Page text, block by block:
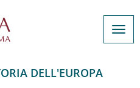
DELL'EUROPA